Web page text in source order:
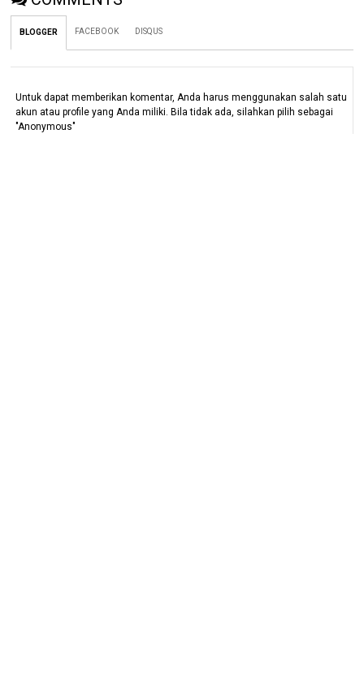
BLOGGER FACEBOOK DISQUS
Untuk dapat memberikan komentar, Anda harus menggunakan salah satu
akun atau profile yang Anda miliki. Bila tidak ada, silahkan pilih sebagai
"Anonymous"